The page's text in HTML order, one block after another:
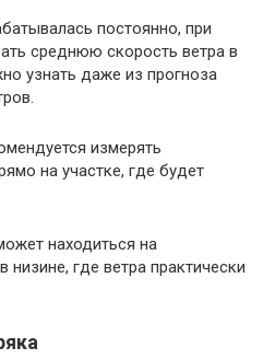
постоянно, при
среднюю скорость ветра в
узнать даже из прогноза
измерять
на участке, где будет
находиться на
где ветра практически